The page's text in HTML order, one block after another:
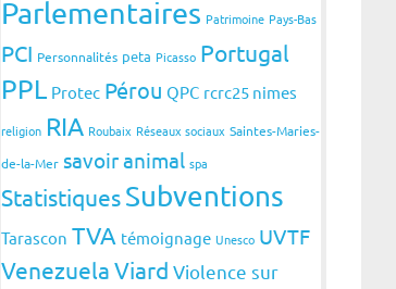
Parlementaires Patrimoine Pays-Bas
PCI Personnalités peta Picasso Portugal
PPL Protec Pérou QPC rcrc25 nimes
religion RIA Roubaix Réseaux sociaux Saintes-Maries-
de-la-Mer savoir animal spa
StatistiquesSubventions
Tarascon TVA témoignage Unesco UVTF
VenezuelaViard Violence sur